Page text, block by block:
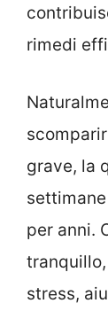
rimedi
grave, la
per anni.
stress,